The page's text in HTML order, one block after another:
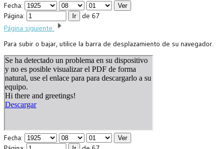
Fecha:
Página:
de 67
Página siguiente
Para subir o bajar, utilice la barra de desplazamiento de su navegador.
Fecha: